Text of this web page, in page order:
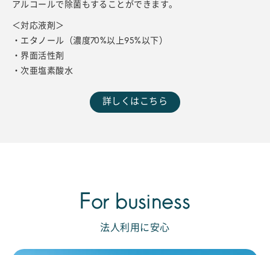
アルコールで除菌もすることができます。
＜対応液剤＞
・エタノール（濃度70%以上95%以下）
・界面活性剤
・次亜塩素酸水
詳しくはこちら
For business
法人利用に安心